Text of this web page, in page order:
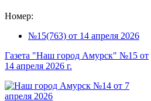
Номер:
№15(763) от 14 апреля 2026
Газета "Наш город Амурск" №15 от
14 апреля 2026 г.